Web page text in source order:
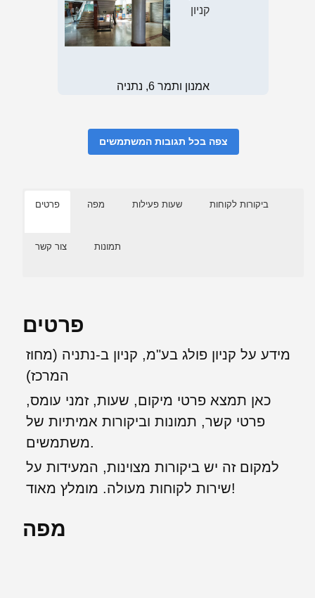
קניון
אמנון ותמר 6, נתניה
צפה בכל תגובות המשתמשים
פרטים מפה שעות פעילות ביקורות לקוחות
צור קשר תמונות
פרטים
מידע על קניון פולג בע"מ, קניון ב-נתניה (מחוז
המרכז)
כאן תמצא פרטי מיקום, שעות, זמני עומס,
פרטי קשר, תמונות וביקורות אמיתיות של
משתמשים.
למקום זה יש ביקורות מצוינות, המעידות על
שירות לקוחות מעולה. מומלץ מאוד!
מפה